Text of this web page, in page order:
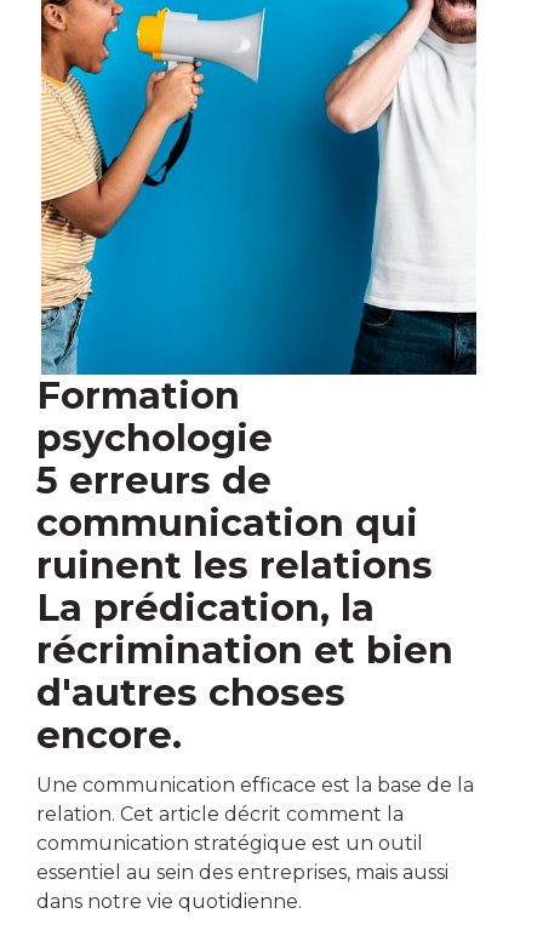
Formation
psychologie
5 erreurs de
communication qui
ruinent les relations
La prédication, la
récrimination et bien
d'autres choses
encore.
Une communication efficace est la base de la
relation. Cet article décrit comment la
communication stratégique est un outil
essentiel au sein des entreprises, mais aussi
dans notre vie quotidienne.